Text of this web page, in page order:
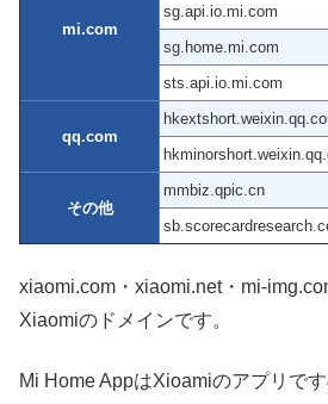
mi.com
sg.api.io.mi.com
sg.home.mi.com
sts.api.io.mi.com
qq.com
その他
mmbiz.qpic.cn
xiaomi.com・xiaomi.net・mi-
Xiaomiのドメインです。
Mi Home AppはXioamiのアプリで